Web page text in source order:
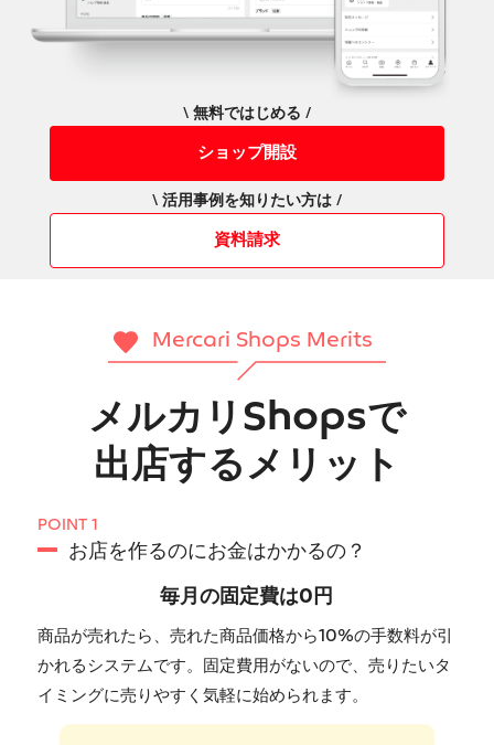
\ 無料ではじめる /
ショップ開設
\ 活用事例を知りたい方は /
資料請求
Mercari Shops Merits
メルカリShopsで
出店するメリット
POINT 1
お店を作るのにお金はかかるの？
毎月の固定費は0円
商品が売れたら、売れた商品価格から10%の手数料が引
かれるシステムです。固定費用がないので、売りたいタ
イミングに売りやすく気軽に始められます。